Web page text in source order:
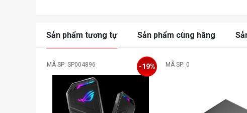
Sản phẩm tương tự Sản phẩm cùng hãng
MÃ SP: SP004896 -19% MÃ SP: 0